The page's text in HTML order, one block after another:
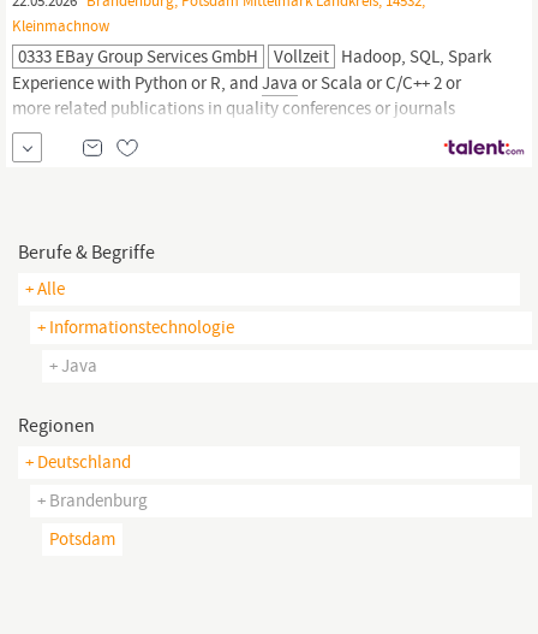
Kleinmachnow
0333 EBay Group Services GmbH Vollzeit Hadoop, SQL, Spark
Experience with Python or R, and Java or Scala or C/C++ 2 or
more related publications in quality conferences or journals
Additional Details eBay is an equal opportunity employer. All
qualified applicants will receive consideration for employment
Berufe & Begriffe
+ Alle
+ Informationstechnologie
+ Java
Regionen
+ Deutschland
+ Brandenburg
Potsdam